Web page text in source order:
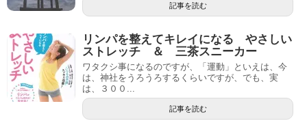
記事を読む
リンパを整えてキレイになる やさしい
ストレッチ ＆ 三茶スニーカー
ワタクシ事になるのですが、「運動」といえは、今
は、神社をうろうろするくらいですが、でも、実
は、３００...
記事を読む